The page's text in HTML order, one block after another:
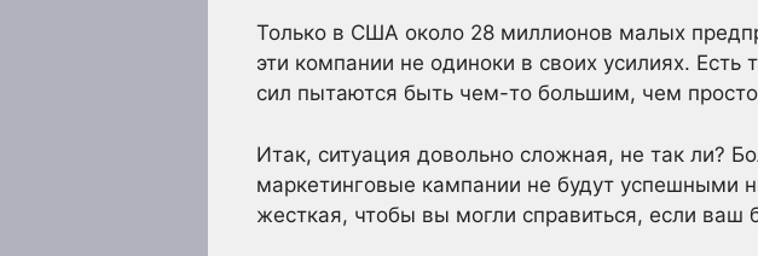
Только в США около 28 миллионов малых
эти компании не одиноки в своих усилиях.
сил пытаются быть чем-то большим, чем
Итак, ситуация довольно сложная, не так ли?
маркетинговые кампании не будут успешными
жесткая, чтобы вы могли справиться, если ваш